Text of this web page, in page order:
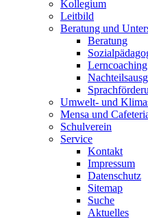
Kollegium
Leitbild
Beratung und
Beratung
Lerncoaching
Umwelt- und
Mensa und
Schulverein
Service
Kontakt
Impressum
Datenschutz
Sitemap
Suche
Aktuelles